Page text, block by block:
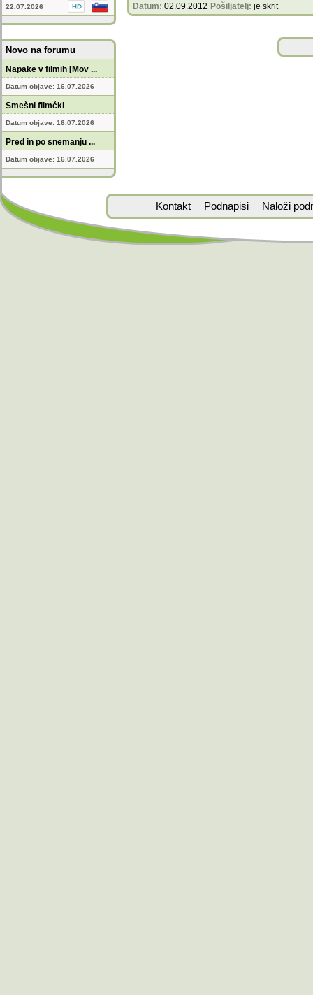
22.07.2026
Novo na forumu
Napake v filmih [Mov ...
Datum objave: 16.07.2026
Smešni filmčki
Datum objave: 16.07.2026
Pred in po snemanju ...
Datum objave: 16.07.2026
Datum: 02.09.2012 Pošiljatelj: je skrit
Kontakt Podnapisi Naloži